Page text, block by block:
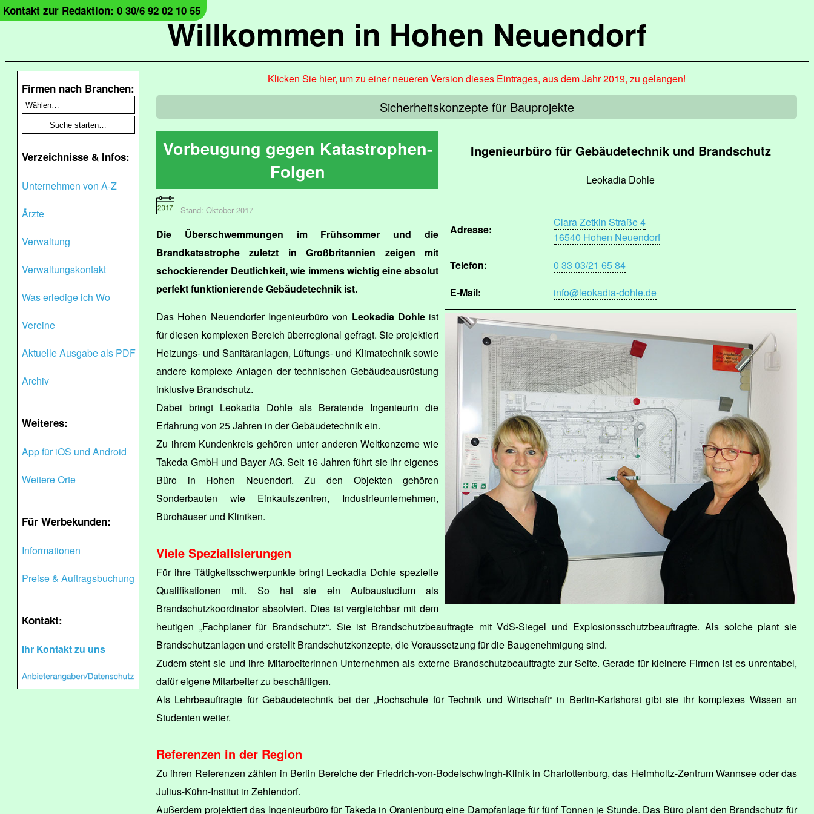
Willkommen in Hohen Neuendorf
Kontakt zur Redaktion: 0 30/6 92 02 10 55
Firmen nach Branchen:
Verzeichnisse & Infos:
Unternehmen von A-Z
Ärzte
Verwaltung
Verwaltungskontakt
Was erledige ich Wo
Vereine
Aktuelle Ausgabe als PDF
Archiv
Weiteres:
App für iOS und Android
Weitere Orte
Für Werbekunden:
Informationen
Preise & Auftragsbuchung
Kontakt:
Ihr Kontakt zu uns
Klicken Sie hier, um zu einer neueren Version dieses Eintrages, aus dem Jahr 2019, zu gelangen!
Sicherheitskonzepte für Bauprojekte
Ingenieurbüro für Gebäudetechnik und Brandschutz
Leokadia Dohle
Adresse:
Clara Zetkin Straße 4
16540 Hohen Neuendorf
Telefon:
0 33 03/21 65 84
E-Mail:
info@leokadia-dohle.de
Vorbeugung gegen Katastrophen-
Folgen
Stand: Oktober 2017
Die Überschwemmungen im Frühsommer und die
Brandkatastrophe zuletzt in Großbritannien zeigen mit
schockierender Deutlichkeit, wie immens wichtig eine absolut
perfekt funktionierende Gebäudetechnik ist.
Das Hohen Neuendorfer Ingenieurbüro von Leokadia Dohleist
für diesen komplexen Bereich überregional gefragt. Sie projektiert
Heizungs- und Sanitäranlagen, Lüftungs- und Klimatechnik sowie
andere komplexe Anlagen der technischen Gebäudeausrüstung
inklusive Brandschutz.
Dabei bringt Leokadia Dohle als Beratende Ingenieurin die
Erfahrung von 25 Jahren in der Gebäudetechnik ein.
Zu ihrem Kundenkreis gehören unter anderen Weltkonzerne wie
Takeda GmbH und Bayer AG. Seit 16 Jahren führt sie ihr eigenes
Büro in Hohen Neuendorf. Zu den Objekten gehören
Sonderbauten wie Einkaufszentren, Industrieunternehmen,
Bürohäuser und Kliniken.
Viele Spezialisierungen
Für ihre Tätigkeitsschwerpunkte bringt Leokadia Dohle spezielle
Qualifikationen mit. So hat sie ein Aufbaustudium als
Brandschutzkoordinator absolviert. Dies ist vergleichbar mit dem
heutigen „Fachplaner für Brandschutz“. Sie ist Brandschutzbeauftragte mit VdS-Siegel und Explosionsschutzbeauftragte. Als solche plant sie
Brandschutzanlagen und erstellt Brandschutzkonzepte, die Voraussetzung für die Baugenehmigung sind.
Zudem steht sie und ihre Mitarbeiterinnen Unternehmen als externe Brandschutzbeauftragte zur Seite. Gerade für kleinere Firmen ist es unrentabel,
dafür eigene Mitarbeiter zu beschäftigen.
Als Lehrbeauftragte für Gebäudetechnik bei der „Hochschule für Technik und Wirtschaft“ in Berlin-Karlshorst gibt sie ihr komplexes Wissen an
Studenten weiter.
Referenzen in der Region
Zu ihren Referenzen zählen in Berlin Bereiche der Friedrich-von-Bodelschwingh-Klinik in Charlottenburg, das Helmholtz-Zentrum Wannsee oder das
Julius-Kühn-Institut in Zehlendorf.
Außerdem projektiert das Ingenieurbüro für Takeda in Oranienburg eine Dampfanlage für fünf Tonnen je Stunde. Das Büro plant den Brandschutz für